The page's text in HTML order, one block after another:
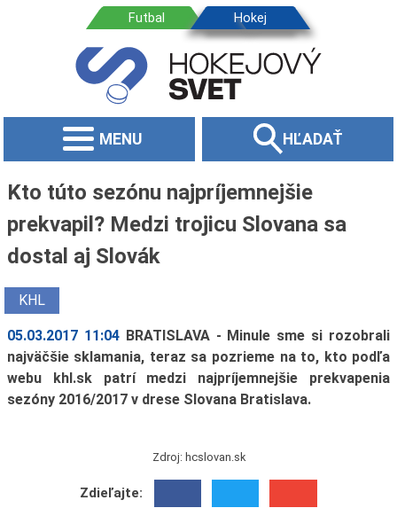
MENU HĽADAŤ
Kto túto sezónu najpríjemnejšie
prekvapil? Medzi trojicu Slovana sa
dostal aj Slovák
KHL
05.03.2017 11:04 BRATISLAVA - Minule sme si rozobrali
najväčšie sklamania, teraz sa pozrieme na to, kto podľa
webu khl.sk patrí medzi najpríjemnejšie prekvapenia
sezóny 2016/2017 v drese Slovana Bratislava.
Zdroj: hcslovan.sk
Zdieľajte: